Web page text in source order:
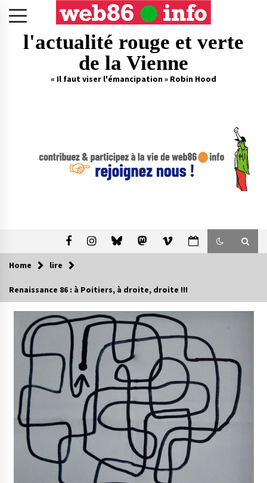
l'actualité rouge et verte
de la Vienne
« Il faut viser l'émancipation » Robin Hood
Home lire
Renaissance 86 : à Poitiers, à droite, droite !!!